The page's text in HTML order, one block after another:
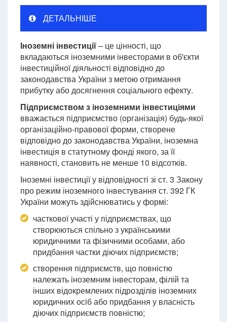
ДЕТАЛЬНІШЕ
Іноземні інвестиції– це цінності, що
вкладаються іноземними інвесторами в об'єкти
інвестиційної діяльності відповідно до
законодавства України з метою отримання
прибутку або досягнення соціального ефекту.
Підприємством з іноземними інвестиціями
вважається підприємство (організація) будь-якої
організаційно-правової форми, створене
відповідно до законодавства України, іноземна
інвестиція в статутному фонді якого, за її
наявності, становить не менше 10 відсотків.
Іноземні інвестиції у відповідності зі ст. 3 Закону
про режим іноземного інвестування ст. 392 ГК
України можуть здійснюватись у формі:
часткової участі у підприємствах, що
створюються спільно з українськими
юридичними та фізичними особами, або
придбання частки діючих підприємств;
створення підприємств, що повністю
належать іноземним інвесторам, філій та
інших відокремлених підрозділів іноземних
юридичних осіб або придбання у власність
діючих підприємств повністю;